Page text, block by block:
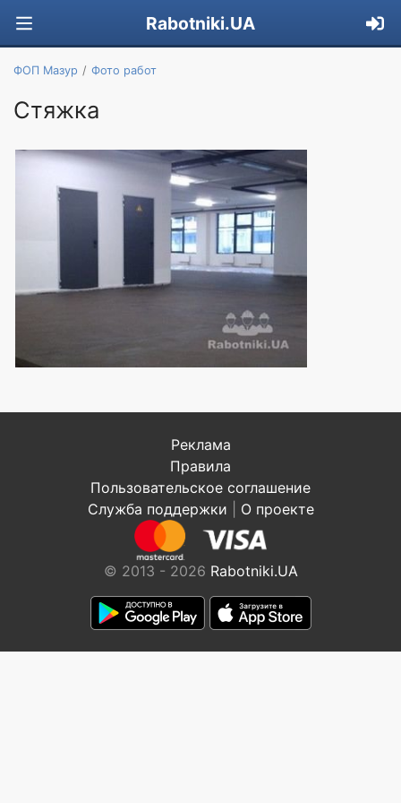
Rabotniki.UA
ФОП Мазур Фото работ
Стяжка
Реклама
Правила
Пользовательское соглашение
Служба поддержки
О проекте
© 2013 - 2026 Rabotniki.UA